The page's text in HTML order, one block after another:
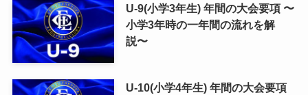
U-9(小学3年生) 年間の大会要項 〜
小学3年時の一年間の流れを解
説〜
U-10(小学4年生) 年間の大会要項